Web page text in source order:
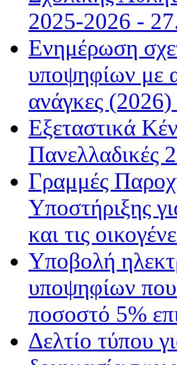
2025-2026 -
Ενημέρωση
υποψηφίων με
ανάγκες
Εξεταστικά
Πανελλαδικές
Γραμμές
Υποστήριξης
και τις
Υποβολή
υποψηφίων
ποσοστό 5%
Δελτίο τύπου